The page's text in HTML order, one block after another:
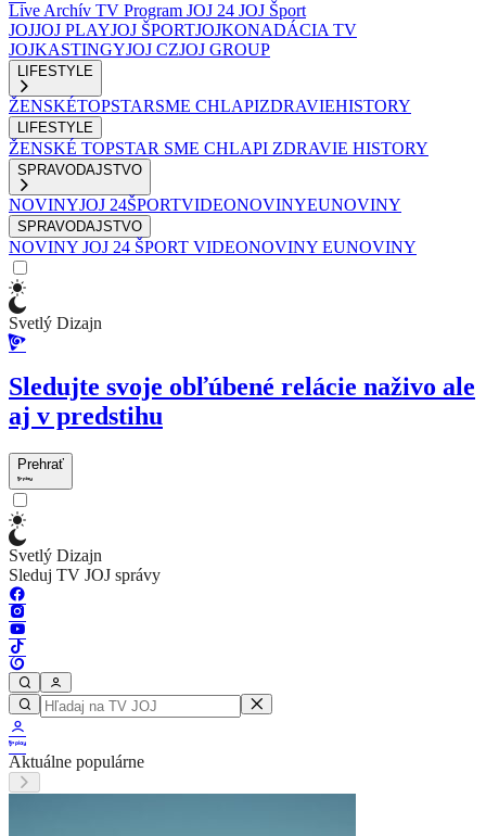
Live Archív TV Program JOJ 24 JOJ Šport
JOJJOJ PLAYJOJ ŠPORTJOJKONADÁCIA TV
JOJKASTINGYJOJ CZJOJ GROUP
LIFESTYLE
ŽENSKÉTOPSTARSME CHLAPIZDRAVIEHISTORY
LIFESTYLE
ŽENSKÉ TOPSTAR SME CHLAPI ZDRAVIE HISTORY
SPRAVODAJSTVO
NOVINYJOJ 24ŠPORTVIDEONOVINYEUNOVINY
SPRAVODAJSTVO
NOVINY JOJ 24 ŠPORT VIDEONOVINY EUNOVINY
Svetlý Dizajn
Sledujte svoje obľúbené relácie naživo ale
aj v predstihu
Prehrať
Svetlý Dizajn
Sleduj TV JOJ správy
Aktuálne populárne